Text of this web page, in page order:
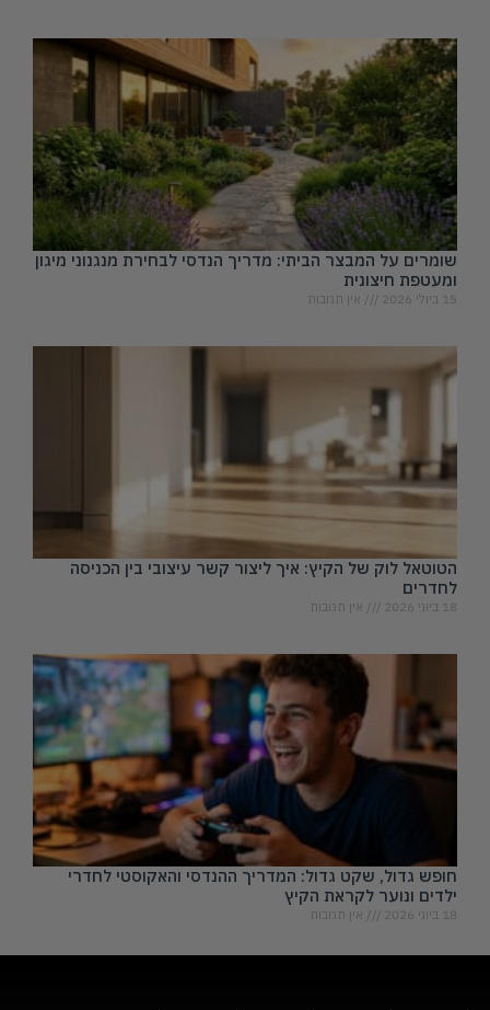
שומרים על המבצר הביתי: מדריך הנדסי לבחירת מנגנוני מיגון
ומעטפת חיצונית
15 ביולי 2026 אין תגובות
הטוטאל לוק של הקיץ: איך ליצור קשר עיצובי בין הכניסה
לחדרים
18 ביוני 2026 אין תגובות
חופש גדול, שקט גדול: המדריך ההנדסי והאקוסטי לחדרי
ילדים ונוער לקראת הקיץ
18 ביוני 2026 אין תגובות